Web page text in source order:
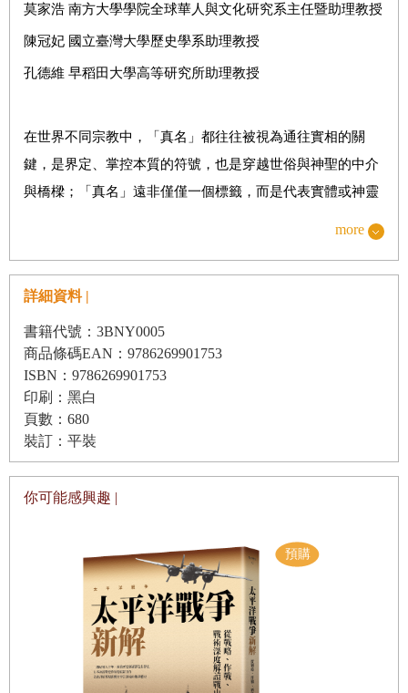
第七節 Chinese定居地的擴大
第一節 勞工種族分類的前因
第二節 華人創業精神
第三節 勞工與工匠
第四節 Chinese和政府稅收
第四章 不穩定的模式：拉瑪三世至五世時期的暹羅Chinese
社會
第一節 通婚和同化
第二節 Chinese社會結構
第五章 進入新時代：向民族主義和凝聚力的過渡
第一節 Chinese民族主義興起
第二節 Chinese問題
第三節 華人社會的演變
第六章 移民的流入和流出：一九一八年至一九五五年的人口
莫家浩 南方大學學院全球華人與文化研究系主任暨助理教授
陳冠妃 國立臺灣大學歷史學系助理教授
孔德維 早稻田大學高等研究所助理教授
在世界不同宗教中，「真名」都往往被視為通往實相的關
鍵，是界定、掌控本質的符號，也是穿越世俗與神聖的中介
與橋樑；「真名」遠非僅僅一個標籤，而是代表實體或神靈
名字、本質與權威之間的象徵性連結。施堅雅（G. William
Skinner）《泰地華人》一書處處透露著他為當地
「Chinese」何去何從的憂患共情，敘述著「Chinese」身份
的多層可能性，但其書寫的「Chinese」卻是為冷戰時期的西
方知識人而劃的符文；一旦回到被凝視者的語言，讀者卻又
可能失卻了「真名」。
真名與冷戰下的泰地「Chinese」書寫
作為辟邪法門，秦睡虎地簡帛《日書》裡面記載著多達數十
種鬼的分類，《日書》、《白澤圖》等典籍還會分門別類的
敘述鬼怪之名，然後再說明如何驅逐他們的方法。中古道教
符籙的傳統中，「真名」更被認為能賦予召喚者掌控「神
靈」與超自然力量的能力。「真名」是理解符籙與圖像（如
more
詳細資料 |
書籍代號：3BNY0005
商品條碼EAN：9786269901753
ISBN：9786269901753
印刷：黑白
頁數：680
裝訂：平裝
你可能感興趣 |